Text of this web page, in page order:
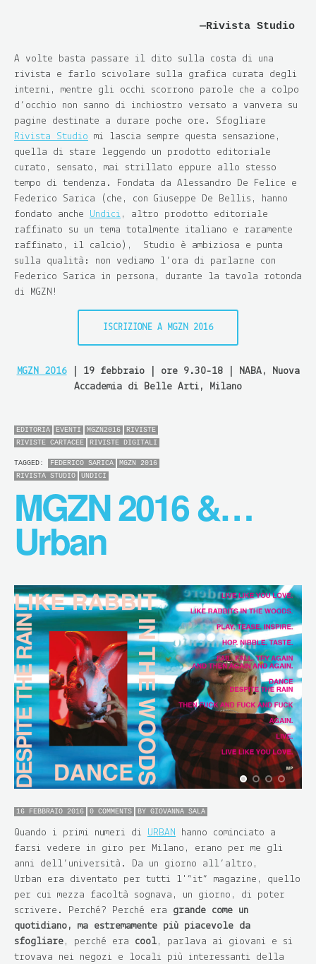
Rivista Studio
A volte basta passare il dito sulla costa di una
rivista e farlo scivolare sulla grafica curata degli
interni, mentre gli occhi scorrono parole che a colpo
d’occhio non sanno di inchiostro versato a vanvera su
pagine destinate a durare poche ore. Sfogliare
Rivista Studio mi lascia sempre questa sensazione,
quella di stare leggendo un prodotto editoriale
curato, sensato, mai strillato eppure allo stesso
tempo di tendenza. Fondata da Alessandro De Felice e
Federico Sarica (che, con Giuseppe De Bellis, hanno
fondato anche Undici , altro prodotto editoriale
raffinato su un tema totalmente italiano e raramente
raffinato, il calcio), Studio è ambiziosa e punta
sulla qualità: non vediamo l’ora di parlarne con
Federico Sarica in persona, durante la tavola rotonda
di MGZN!
ISCRIZIONE A MGZN 2016
MGZN 2016| 19 febbraio | ore 9.30-18 | NABA, Nuova
Accademia di Belle Arti, Milano
EDITORIA EVENTI MGZN2016
RIVISTE
RIVISTE CARTACEE
RIVISTE DIGITALI
TAGGED: FEDERICO SARICA
MGZN 2016
RIVISTA STUDIO
UNDICI
MGZN 2016 &…
Urban
16 FEBBRAIO 2016 0 COMMENTS BY GIOVANNA SALA
Quando i primi numeri di URBAN
hanno cominciato a
farsi vedere in giro per Milano, erano per me gli
anni dell’università. Da un giorno all’altro,
Urban era diventato per tutti l'”it” magazine, quello
per cui mezza facoltà sognava, un giorno, di poter
scrivere. Perché? Perché era grande come un
quotidiano, ma estremamente più piacevole da
sfogliare , perché era cool , parlava ai giovani e si
trovava nei negozi e locali più interessanti della